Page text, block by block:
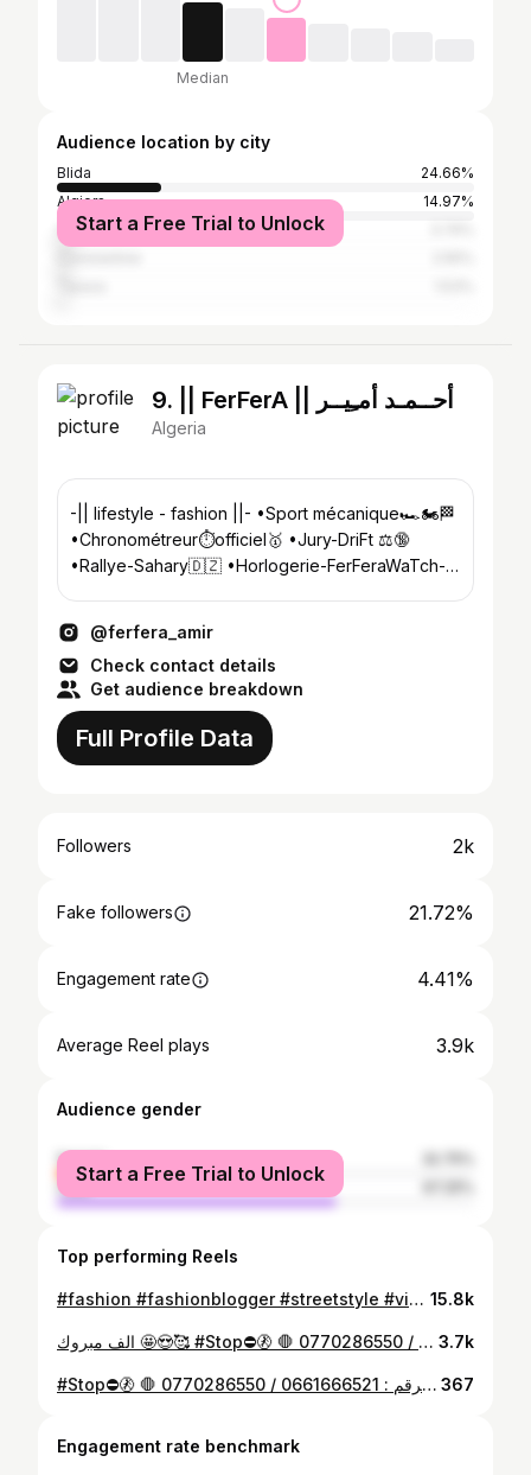
Median
Audience location by city
Blida
24.66%
Algiers
14.97%
OranStart a Free Trial to Unlock
9. || FerFerA || أحــمـد أمـِيــر
Algeria
-|| lifestyle - fashion ||- •Sport mécanique🏎🏍🏁
•Chronométreur⏱officiel🥇 •Jury-DriFt ⚖️🔞
•Rallye-Sahary🇩🇿 •Horlogerie-FerFeraWaTch-⌚️
@ferfera_amir
Check contact details
Get audience breakdown
Full Profile Data
Followers 2k
Fake followers 21.72%
Engagement rate 4.41%
Average Reel plays 3.9k
Audience gender
female
male
Start a Free Trial to Unlock
Top performing Reels
#fashion #fashionblogger #streetstyle #vintage #fashionista #style #instastyle #stylish #tagsforlikes #instadaily #happy #repost #cute #instagood #follow #followme #likeforlike #igers #picoftheday #instalike #girl #photooftheday #like4like #fun #selfie #love #summer #beautiful #me #friends 15.8k
الف مبروك 🤩😍🥰 #Stop⛔🚷 🛑 لإعلاناتكم 📽 وأفراحكم 📸 وأعراسكم 🤵👰، جودة عالية 📷 بأقل الأسعار 💶، نحن دائما في الخدمة إحترافية وإتقان💥🔥 #ترقبوا كل جديد 😎 —————————————————————————— للإستفسار يرجى التواصل على الرقم : 0661666521 / 0770286550 📞☎️ Studio09dz@gmail.com 3.7k
#Stop⛔🚷 🛑 لإعلاناتكم 📽 وأفراحكم 📸 وأعراسكم 🤵👰، جودة عالية 📷 بأقل الأسعار 💶، نحن دائما في الخدمة إحترافية وإتقان💥🔥 #ترقبوا كل جديد 😎 —————————————————————————— للإستفسار يرجى التواصل على الرقم : 0661666521 / 0770286550 📞☎️ Studio09dz@gmail.com الف مبروك خويا @ferfera_amir 367
Engagement rate benchmark